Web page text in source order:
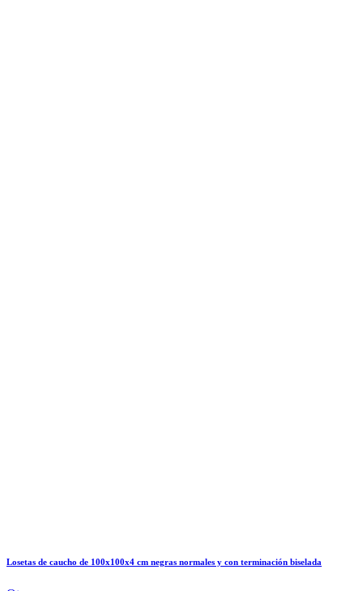
Losetas de caucho de 100x100x4 cm negras normales y con terminación biselada